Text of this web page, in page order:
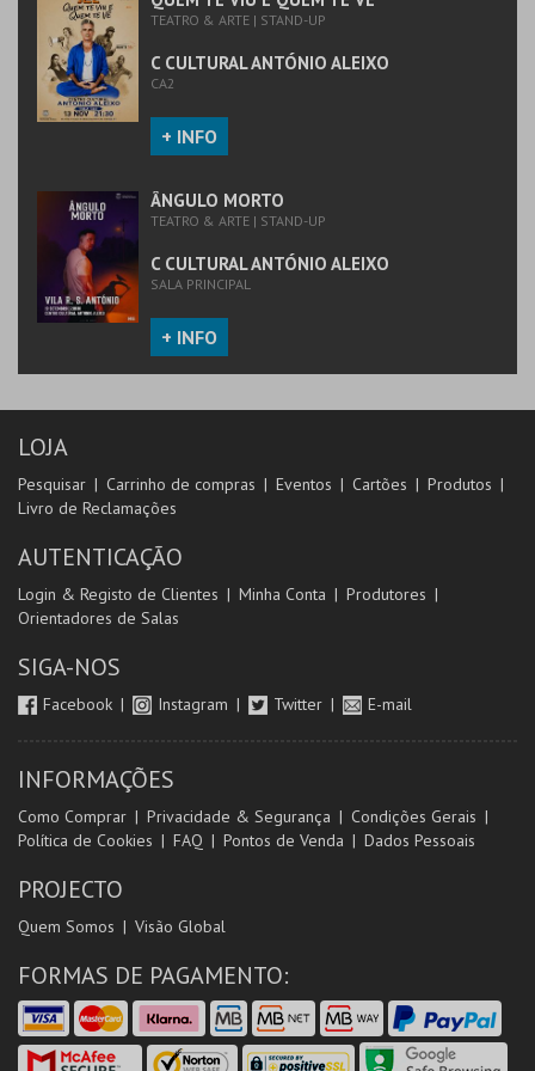
COMPRAR
TEATRO & ARTE | STAND-UP
C CULTURAL ANTÓNIO ALEIXO
CA2
+ INFO
ÂNGULO MORTO
TEATRO & ARTE | STAND-UP
C CULTURAL ANTÓNIO ALEIXO
SALA PRINCIPAL
+ INFO
LOJA
Pesquisar Carrinho de compras Eventos Cartões
Produtos
Livro de Reclamações
AUTENTICAÇÃO
Login & Registo de Clientes Minha Conta
Produtores
Orientadores de Salas
SIGA-NOS
Facebook Instagram Twitter E-mail
INFORMAÇÕES
Como Comprar Privacidade & Segurança
Condições Gerais
Política de Cookies
FAQ Pontos de Venda Dados Pessoais
PROJECTO
Quem Somos Visão Global
FORMAS DE PAGAMENTO: